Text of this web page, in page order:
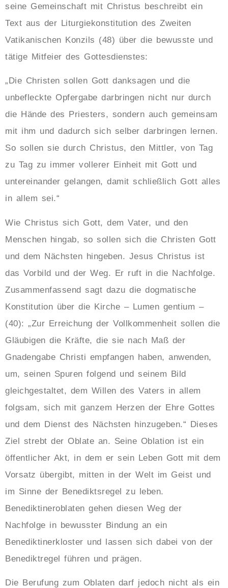
seine Gemeinschaft mit Christus beschreibt ein
Text aus der Liturgiekonstitution des Zweiten
Vatikanischen Konzils (48) über die bewusste und
tätige Mitfeier des Gottesdienstes:
„Die Christen sollen Gott danksagen und die
unbefleckte Opfergabe darbringen nicht nur durch
die Hände des Priesters, sondern auch gemeinsam
mit ihm und dadurch sich selber darbringen lernen.
So sollen sie durch Christus, den Mittler, von Tag
zu Tag zu immer vollerer Einheit mit Gott und
untereinander gelangen, damit schließlich Gott alles
in allem sei.“
Wie Christus sich Gott, dem Vater, und den
Menschen hingab, so sollen sich die Christen Gott
und dem Nächsten hingeben. Jesus Christus ist
das Vorbild und der Weg. Er ruft in die Nachfolge.
Zusammenfassend sagt dazu die dogmatische
Konstitution über die Kirche – Lumen gentium –
(40): „Zur Erreichung der Vollkommenheit sollen die
Gläubigen die Kräfte, die sie nach Maß der
Gnadengabe Christi empfangen haben, anwenden,
um, seinen Spuren folgend und seinem Bild
gleichgestaltet, dem Willen des Vaters in allem
folgsam, sich mit ganzem Herzen der Ehre Gottes
und dem Dienst des Nächsten hinzugeben.“ Dieses
Ziel strebt der Oblate an. Seine Oblation ist ein
öffentlicher Akt, in dem er sein Leben Gott mit dem
Vorsatz übergibt, mitten in der Welt im Geist und
im Sinne der Benediktsregel zu leben.
Benediktineroblaten gehen diesen Weg der
Nachfolge in bewusster Bindung an ein
Benediktinerkloster und lassen sich dabei von der
Benediktregel führen und prägen.
Die Berufung zum Oblaten darf jedoch nicht als ein